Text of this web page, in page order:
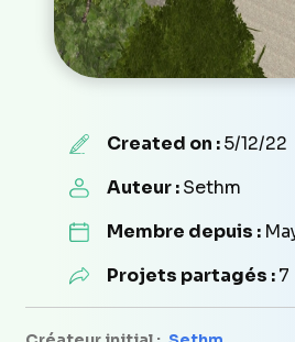
Created on :5/12/22
Auteur :Sethm
Membre depuis :
Projets partagés :7